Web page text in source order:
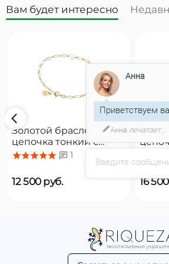
Вам будет интересно
Золотой браслет
цепочка тонкий с
органическим
жемчугом Majorica
Cies
1
12 500 руб. 16 500
Введите
Анна
Приветствуем
Анна печатает...